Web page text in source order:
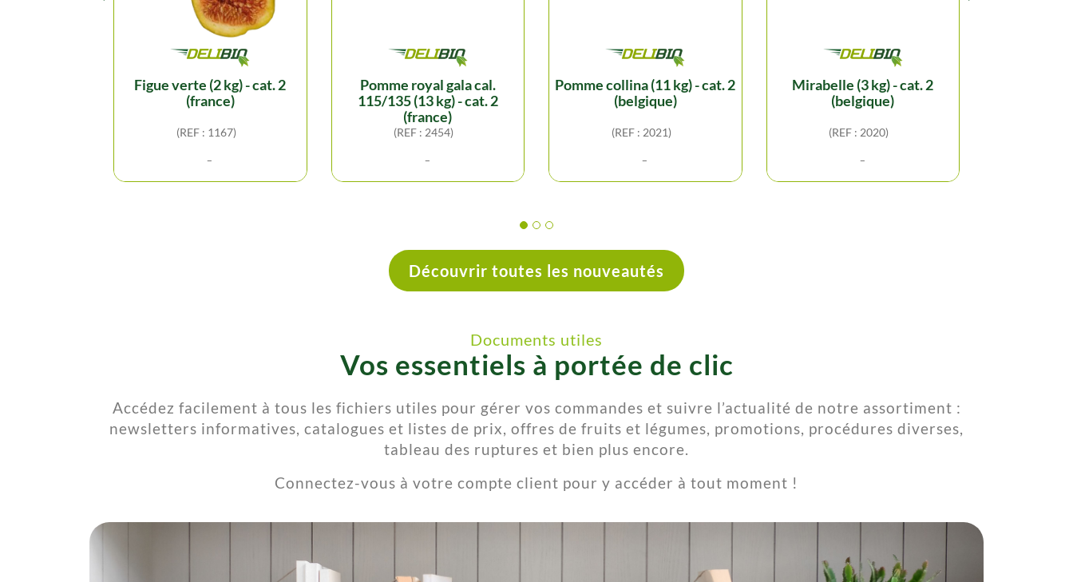
figue verte (2 kg) - cat. 2
(france)
(REF : 1167)
-
pomme royal gala cal.
115/135 (13 kg) - cat. 2
(france)
(REF : 2454)
-
pomme collina (11 kg) - cat. 2
(belgique)
(REF : 2021)
-
mirabelle (3 kg) - cat. 2
(belgique)
(REF : 2020)
-
Découvrir toutes les nouveautés
Documents utiles
Vos essentiels à portée de clic
Accédez facilement à tous les fichiers utiles pour gérer vos commandes et suivre l’actualité de notre assortiment :
newsletters informatives, catalogues et listes de prix, offres de fruits et légumes, promotions, procédures diverses,
tableau des ruptures et bien plus encore.
Connectez-vous à votre compte client pour y accéder à tout moment !